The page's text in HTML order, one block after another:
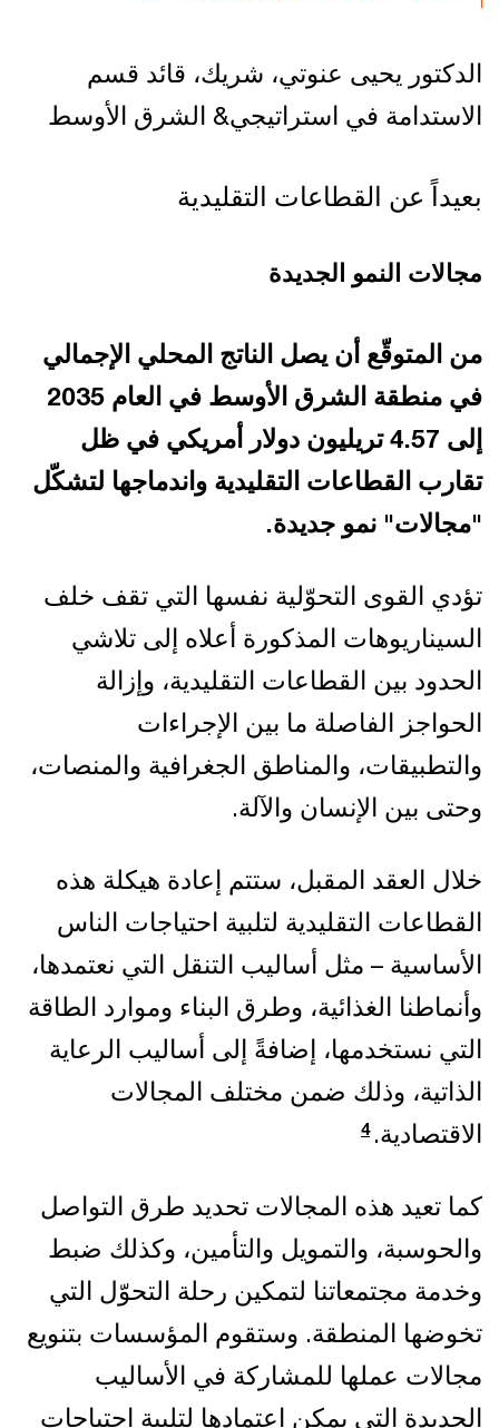
الدكتور يحيى عنوتي، شريك، قائد قسم
الاستدامة في استراتيجي& الشرق الأوسط
بعيداً عن القطاعات التقليدية
مجالات النمو الجديدة
من المتوقّع أن يصل الناتج المحلي الإجمالي
في منطقة الشرق الأوسط في العام 2035
إلى 4.57 تريليون دولار أمريكي في ظل
تقارب القطاعات التقليدية واندماجها لتشكّل
"مجالات" نمو جديدة.
تؤدي القوى التحوّلية نفسها التي تقف خلف
السيناريوهات المذكورة أعلاه إلى تلاشي
الحدود بين القطاعات التقليدية، وإزالة
الحواجز الفاصلة ما بين الإجراءات
والتطبيقات، والمناطق الجغرافية والمنصات،
وحتى بين الإنسان والآلة.
خلال العقد المقبل، ستتم إعادة هيكلة هذه
القطاعات التقليدية لتلبية احتياجات الناس
الأساسية – مثل أساليب التنقل التي نعتمدها،
وأنماطنا الغذائية، وطرق البناء وموارد الطاقة
التي نستخدمها، إضافةً إلى أساليب الرعاية
الذاتية، وذلك ضمن مختلف المجالات
الاقتصادية. 4
كما تعيد هذه المجالات تحديد طرق التواصل
والحوسبة، والتمويل والتأمين، وكذلك ضبط
وخدمة مجتمعاتنا لتمكين رحلة التحوّل التي
تخوضها المنطقة. وستقوم المؤسسات بتنويع
مجالات عملها للمشاركة في الأساليب
الجديدة التي يمكن اعتمادها لتلبية احتياجات